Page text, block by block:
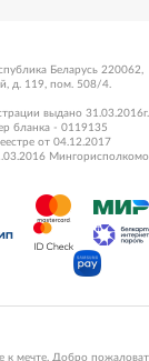
Беларусь 220062,
д. 119, пом. 508/4.
выдано 31.03.2016г.
бланка - 0119135
от 04.12.2017
к мечте. Добро